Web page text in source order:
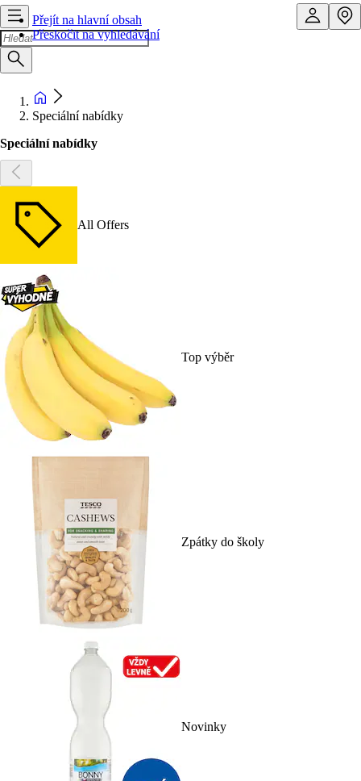
Přejít na hlavní obsah
Přeskočit na vyhledávání
Speciální nabídky
Speciální nabídky
All Offers
Top výběr
Zpátky do školy
Novinky